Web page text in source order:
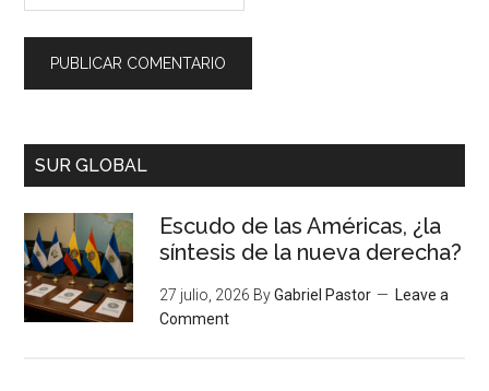
SUR GLOBAL
Escudo de las Américas, ¿la
síntesis de la nueva derecha?
27 julio, 2026 ByGabriel Pastor
Leave a
Comment